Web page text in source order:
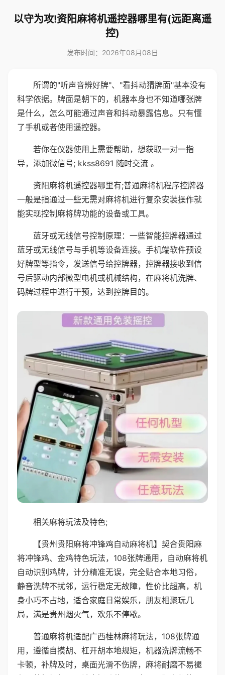
以守为攻!资阳麻将机遥控器哪里有(远距离遥
控)
发布时间：2026年08月08日
所谓的"听声音辨好牌"、"看抖动猜牌面"基本没有
科学依据。牌面是朝下的，机器本身也不知道哪张牌
是什么，怎么可能通过声音和抖动暴露信息。只有懂
了手机或者使用遥控器。
若你在仪器使用上需要帮助，想获取一对一指
导，添加微信号; kkss8691 随时交流 。
资阳麻将机遥控器哪里有;普通麻将机程序控牌器
一般是指通过一些无需对麻将机进行复杂安装操作就
能实现控制麻将牌功能的设备或工具。
蓝牙或无线信号控制原理：一些智能控牌器通过
蓝牙或无线信号与手机等设备连接。手机端软件预设
好牌型等指令，发送信号给控牌器，控牌器接收到信
号后驱动内部微型电机或机械结构，在麻将机洗牌、
码牌过程中进行干预，达到控牌目的。
相关麻将玩法及特色;
【贵州贵阳麻将冲锋鸡自动麻将机】契合贵阳麻
将冲锋鸡、金鸡特色玩法，108张牌通用，自动麻将机
自动识别鸡牌，计分精准无误，完全贴合本地习俗，
静音洗牌不扰邻，运行稳定无故障，性价比超高，机
身小巧不占地，适合家庭日常娱乐，朋友相聚玩几
局，满是贵州烟火气，欢乐不停歇。
普通麻将机适配广西桂林麻将玩法，108张牌通
用，遵循自摸胡、杠开胡本地规矩，机器洗牌流畅不
卡顿，补牌及时，桌面光滑不伤牌，麻将耐磨不易褪